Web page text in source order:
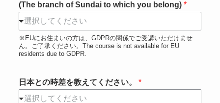
(The branch of Sundai to which you belong) *
選択してください
※EUにお住まいの方は、GDPRの関係でご受講いただけませ
ん。ご了承ください。The course is not available for EU
residents due to GDPR.
日本との時差を教えてください。 *
選択してください